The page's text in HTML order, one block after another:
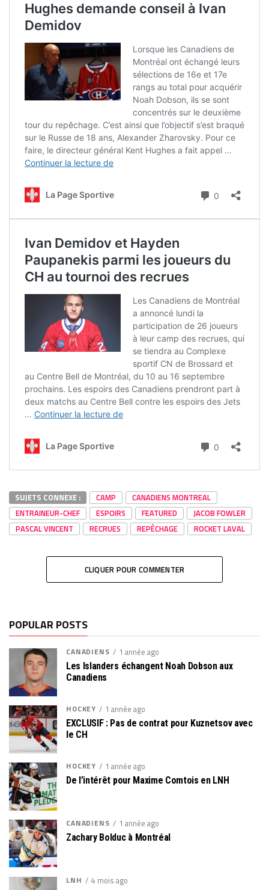
SUJETS CONNEXE : CAMP
CANADIENS MONTREAL
ENTRAINEUR-CHEF
ESPOIRS FEATURED
JACOB FOWLER
PASCAL VINCENT
RECRUES REPÊCHAGE ROCKET LAVAL
CLIQUER POUR COMMENTER
POPULAR POSTS
CANADIENS 1 année ago
Les Islanders échangent Noah Dobson aux
Canadiens
HOCKEY 1 année ago
EXCLUSIF : Pas de contrat pour Kuznetsov avec
le CH
HOCKEY 1 année ago
De l’intérêt pour Maxime Comtois en LNH
CANADIENS 1 année ago
Zachary Bolduc à Montréal
LNH 4 mois ago